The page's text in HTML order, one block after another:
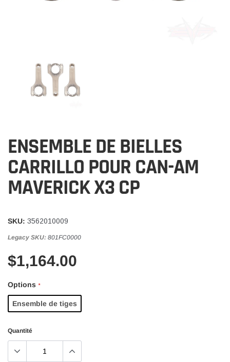
ENSEMBLE DE BIELLES
CARRILLO POUR CAN-AM
MAVERICK X3 CP
SKU: 3562010009
Legacy SKU: 801FC0000
$1,164.00
Options *
Ensemble de tiges
Quantité